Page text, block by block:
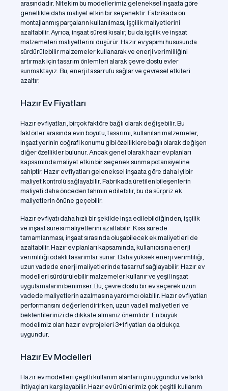
arasındadır. Nitekim bu modellerimiz geleneksel inşaata göre
genellikle daha maliyet etkin bir seçenektir. Fabrikada ön
montajlanmış parçaların kullanılması, işçilik maliyetlerini
azaltabilir. Ayrıca, inşaat süresi kısalır, bu da işçilik ve inşaat
malzemeleri maliyetlerini düşürür. Hazır ev yapımı hususunda
sürdürülebilir malzemeler kullanarak ve enerji verimliliğini
artırmak için tasarım önlemleri alarak çevre dostu evler
sunmaktayız. Bu, enerji tasarrufu sağlar ve çevresel etkileri
azaltır.
Hazır Ev Fiyatları
Hazır ev fiyatları, birçok faktöre bağlı olarak değişebilir. Bu
faktörler arasında evin boyutu, tasarımı, kullanılan malzemeler,
inşaat yerinin coğrafi konumu gibi özelliklere bağlı olarak değişen
diğer özellikler bulunur. Ancak genel olarak hazır ev planları
kapsamında maliyet etkin bir seçenek sunma potansiyeline
sahiptir. Hazır ev fiyatları geleneksel inşaata göre daha iyi bir
maliyet kontrolü sağlayabilir. Fabrikada üretilen bileşenlerin
maliyeti daha önceden tahmin edilebilir, bu da sürpriz ek
maliyetlerin önüne geçebilir.
Hazır ev fiyatı daha hızlı bir şekilde inşa edilebildiğinden, işçilik
ve inşaat süresi maliyetlerini azaltabilir. Kısa sürede
tamamlanması, inşaat sırasında oluşabilecek ek maliyetleri de
azaltabilir. Hazır ev planları kapsamında, kullanıcısına enerji
verimliliği odaklı tasarımlar sunar. Daha yüksek enerji verimliliği,
uzun vadede enerji maliyetlerinde tasarruf sağlayabilir. Hazır ev
modelleri sürdürülebilir malzemeler kullanır ve yeşil inşaat
uygulamalarını benimser. Bu, çevre dostu bir ev seçerek uzun
vadede maliyetlerin azalmasına yardımcı olabilir. Hazır ev fiyatları
performansını değerlendirirken, uzun vadeli maliyetleri ve
beklentilerinizi de dikkate almanız önemlidir. En büyük
modelimiz olan hazır ev projeleri 3+1 fiyatları da oldukça
uygundur.
Hazır Ev Modelleri
Hazır ev modelleri çeşitli kullanım alanları için uygundur ve farklı
ihtiyaçları karşılayabilir. Hazır ev ürünlerimiz çok çeşitli kullanım